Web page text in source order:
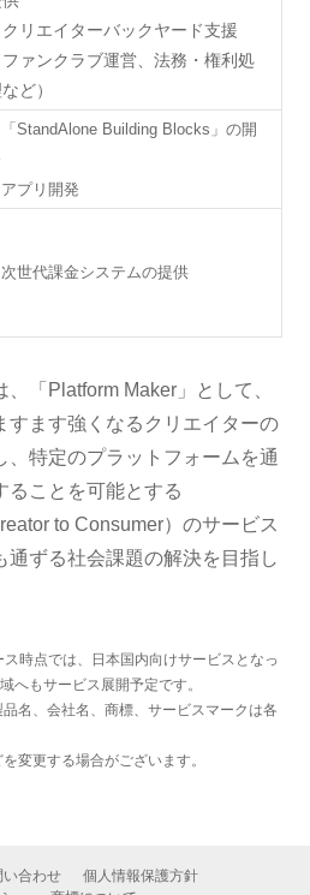
クリエイターバックヤード支援
ファンクラブ運営、法務・権利処
ど）
「StandAlone Building Blocks」の開
アプリ開発
次世代課金システムの提供
「Platform Maker」として、
すます強くなるクリエイターの
、特定のプラットフォームを通
ることを可能とする
to Consumer）のサービス
通ずる社会課題の解決を目指し
時点では、日本国内向けサービスとなっ
へもサービス展開予定です。
名、会社名、商標、サービスマークは各
変更する場合がございます。
い合わせ
個人情報保護方針